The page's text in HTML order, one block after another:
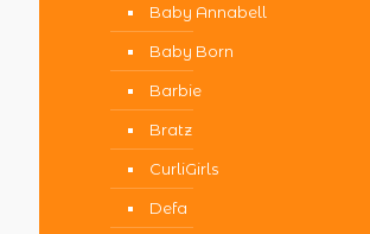
Baby Annabell
Baby Born
Barbie
Bratz
CurliGirls
Defa